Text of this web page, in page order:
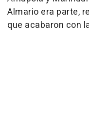
Almario era parte,
que acabaron con